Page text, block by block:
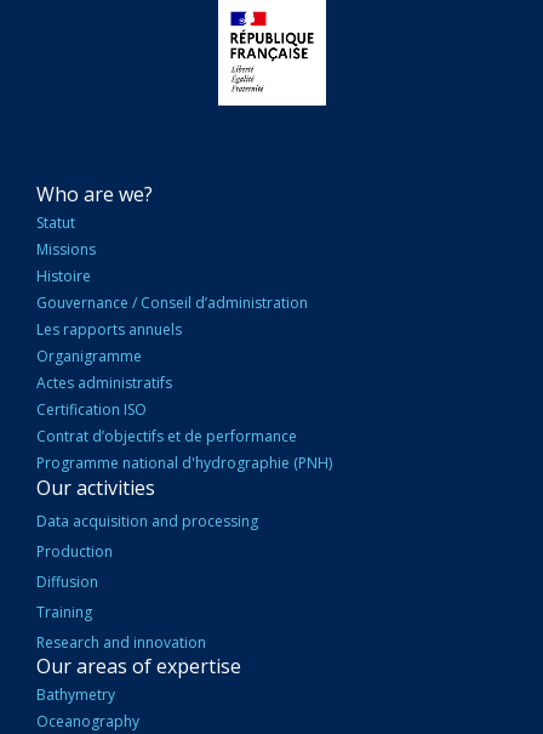
NAVIGATION
PRINCIPALE
Who are we?
Statut
Missions
Histoire
Gouvernance / Conseil d’administration
Les rapports annuels
Organigramme
Actes administratifs
Certification ISO
Contrat d’objectifs et de performance
Programme national d'hydrographie (PNH)
Our activities
Data acquisition and processing
Production
Diffusion
Training
Research and innovation
Our areas of expertise
Bathymetry
Oceanography